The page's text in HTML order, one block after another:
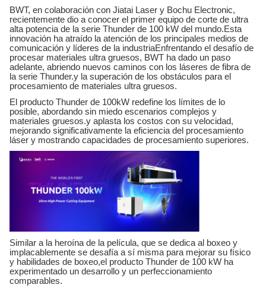
BWT, en colaboración con Jiatai Laser y Bochu Electronic,
recientemente dio a conocer el primer equipo de corte de ultra
alta potencia de la serie Thunder de 100 kW del mundo.Esta
innovación ha atraído la atención de los principales medios de
comunicación y líderes de la industriaEnfrentando el desafío de
procesar materiales ultra gruesos, BWT ha dado un paso
adelante, abriendo nuevos caminos con los láseres de fibra de
la serie Thunder.y la superación de los obstáculos para el
procesamiento de materiales ultra gruesos.
El producto Thunder de 100kW redefine los límites de lo
posible, abordando sin miedo escenarios complejos y
materiales gruesos.y aplasta los costos con su velocidad,
mejorando significativamente la eficiencia del procesamiento
láser y mostrando capacidades de procesamiento superiores.
Similar a la heroína de la película, que se dedica al boxeo y
implacablemente se desafía a sí misma para mejorar su físico
y habilidades de boxeo,el producto Thunder de 100 kW ha
experimentado un desarrollo y un perfeccionamiento
comparables.